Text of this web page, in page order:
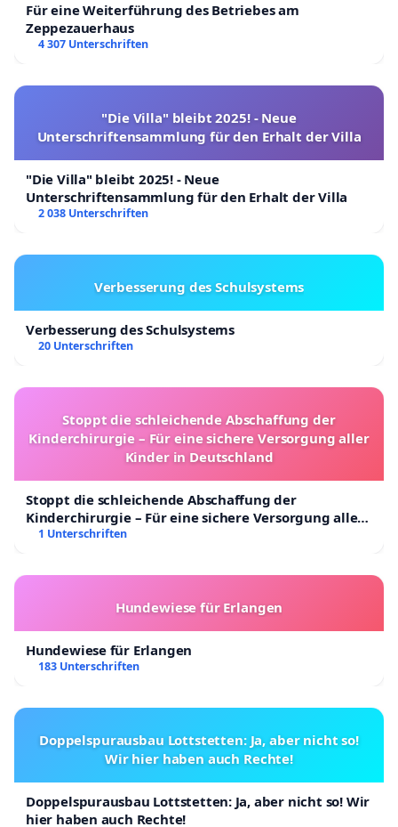
Für eine Weiterführung des Betriebes am
Zeppezauerhaus
4 307 Unterschriften
"Die Villa" bleibt 2025! - Neue
Unterschriftensammlung für den Erhalt der Villa
"Die Villa" bleibt 2025! - Neue
Unterschriftensammlung für den Erhalt der Villa
2 038 Unterschriften
Verbesserung des Schulsystems
Verbesserung des Schulsystems
20 Unterschriften
Stoppt die schleichende Abschaffung der
Kinderchirurgie – Für eine sichere Versorgung aller
Kinder in Deutschland
Stoppt die schleichende Abschaffung der
Kinderchirurgie – Für eine sichere Versorgung aller
Kinder in Deutschland
1 Unterschriften
Hundewiese für Erlangen
Hundewiese für Erlangen
183 Unterschriften
Doppelspurausbau Lottstetten: Ja, aber nicht so!
Wir hier haben auch Rechte!
Doppelspurausbau Lottstetten: Ja, aber nicht so! Wir
hier haben auch Rechte!